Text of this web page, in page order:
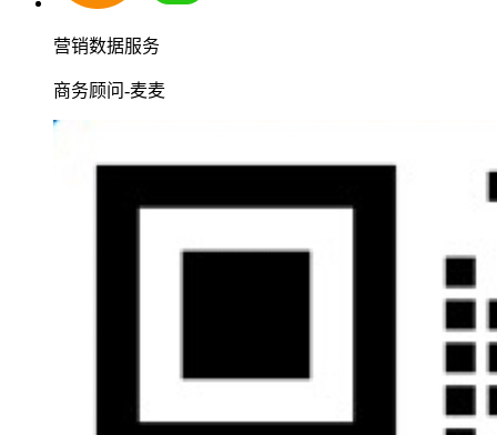
营销数据服务
商务顾问-麦麦